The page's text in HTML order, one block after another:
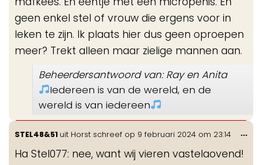
geen enkel stel of vrouw die ergens voor in
leken te zijn. Ik plaats hier dus geen oproepen
meer? Trekt alleen maar zielige mannen aan.
Beheerdersantwoord van: Ray en Anita
Iedereen is van de wereld, en de
wereld is van iedereen
STEL48&51 uit Horst schreef op 9 februari 2024 om 23:14
Ha Stel077: nee, want wij vieren vastelaovend!
...